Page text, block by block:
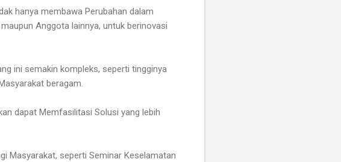
hanya membawa Perubahan dalam
Anggota lainnya, untuk berinovasi
ini semakin kompleks, seperti tingginya
beragam.
dapat Memfasilitasi Solusi yang lebih
Masyarakat, seperti Seminar Keselamatan